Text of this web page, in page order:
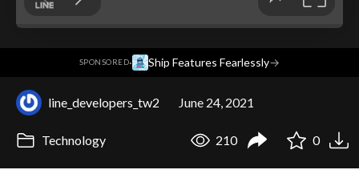
SPONSORED· Ship Features Fearlessly→
line_developers_tw2 June 24, 2021
Technology 210 0